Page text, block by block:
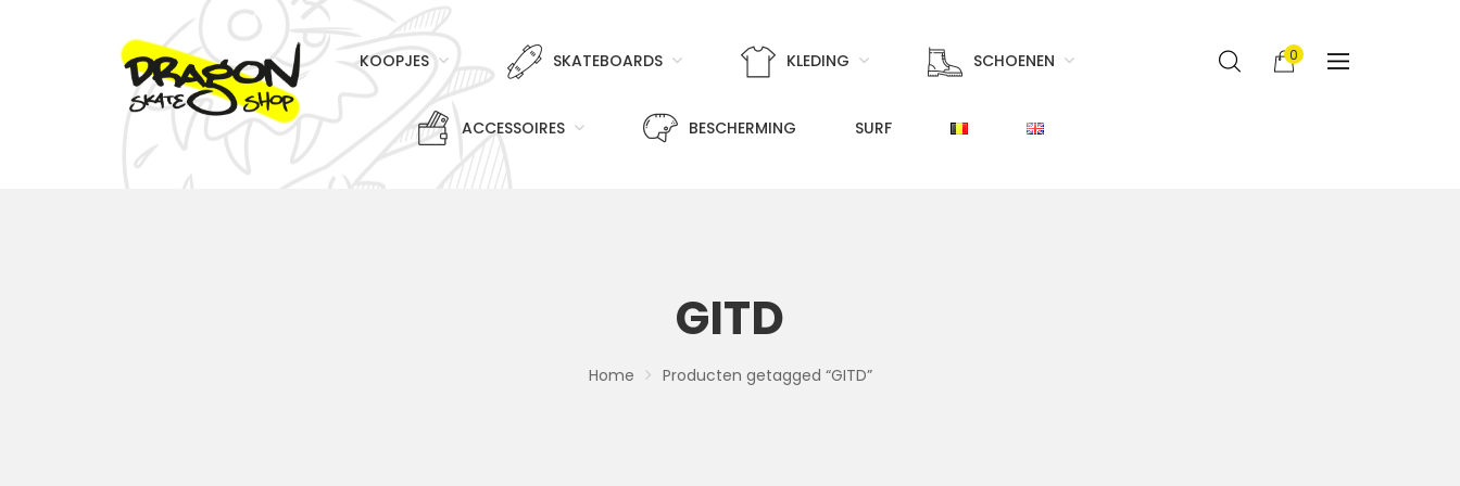
KOOPJES SKATEBOARDS KLEDING SCHOENEN
ACCESSOIRES BESCHERMING SURF
0
GITD
Home Producten getagged “GITD”